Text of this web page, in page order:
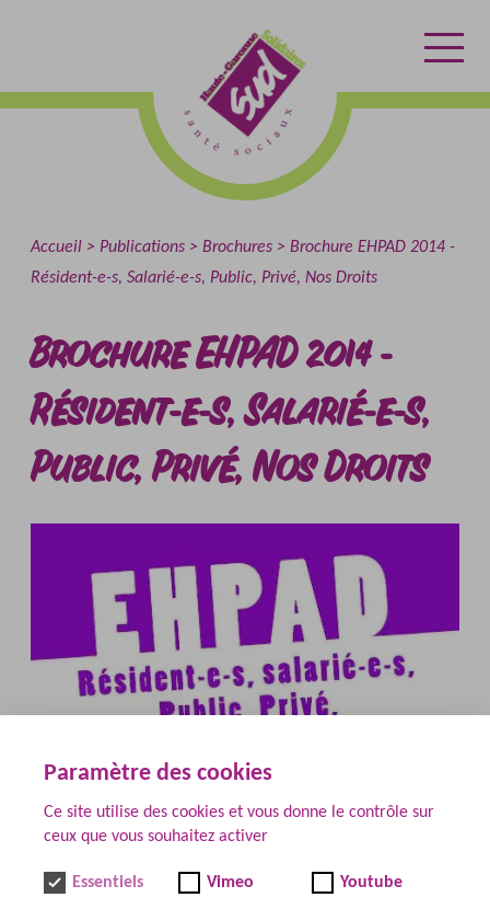
l'accueil
Accueil Publications Brochures
Brochure EHPAD 2014 -
Résident-e-s, Salarié-e-s, Public, Privé, Nos Droits
Brochure EHPAD 2014 -
Résident-e-s, Salarié-e-s,
Public, Privé, Nos Droits
Paramètre des cookies
Ce site utilise des cookies et vous donne le contrôle sur
ceux que vous souhaitez activer
Essentiels Vimeo Youtube